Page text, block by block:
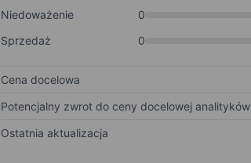
Niedoważenie
0
Sprzedaż
0
Cena docelowa
Potencjalny zwrot do ceny docelowej analityków
Ostatnia aktualizacja